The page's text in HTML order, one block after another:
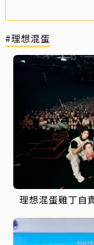
#理想混蛋
理想混蛋雞丁自